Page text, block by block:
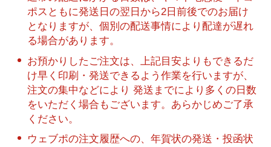
ポスともに発送日の翌日から2日前後でのお届け
となりますが、個別の配送事情により配達が遅れ
る場合があります。
お預かりしたご注文は、上記目安よりもできるだ
け早く印刷・発送できるよう作業を行いますが、
注文の集中などにより 発送までにより多くの日数
をいただく場合もございます。あらかじめご了承
ください。
ウェブポの注文履歴への、年賀状の発送・投函状